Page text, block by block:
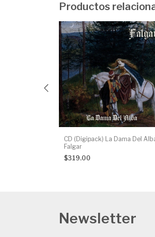
Productos
CD (Digipack) La Dama Del
Falgar
$319.00
Newsletter